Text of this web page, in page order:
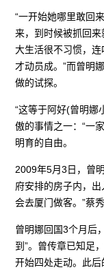
“一开始她哪里敢回
来，到时候被抓回来
大生活很不习惯，连
才动员成。”而曾明
做的试探。
“这等于阿好(曾明娜
傲的事情之一：“一
明育的自由。
2009年5月3日，曾
府安排的房子内，
会去厦门做客。”蔡秀
曾明娜回国3个月后
到”。曾传章已知足
开始四处走动。此